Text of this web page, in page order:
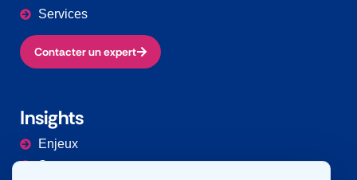
Services
Contacter un expert
Insights
Enjeux
Secteurs